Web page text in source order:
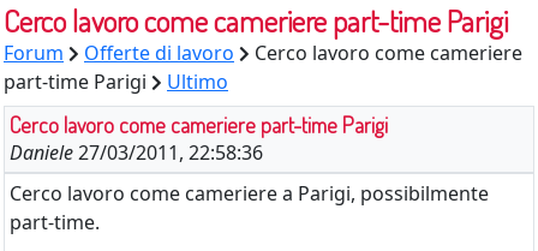
Cerco lavoro come cameriere part-time Parigi
Forum Offerte di lavoro
Cerco lavoro come cameriere
part-time Parigi
Ultimo
Cerco lavoro come cameriere part-time Parigi
Daniele27/03/2011, 22:58:36
Cerco lavoro come cameriere a Parigi, possibilmente
part-time.